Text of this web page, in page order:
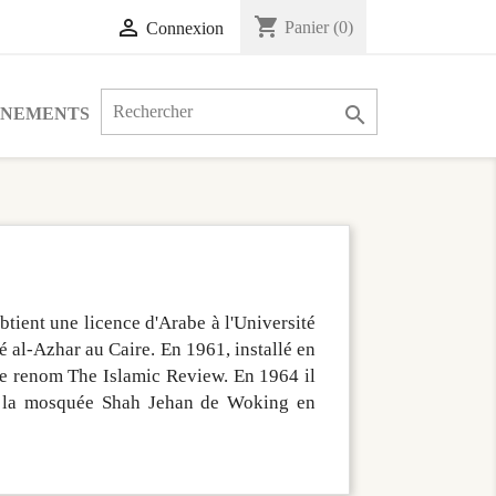
 Connexion shopping_cart Panier (0)

une licence d'Arabe à l'Université
al-Azhar au Caire. En 1961, installé en
renom The Islamic Review. En 1964 il
mosquée Shah Jehan de Woking en